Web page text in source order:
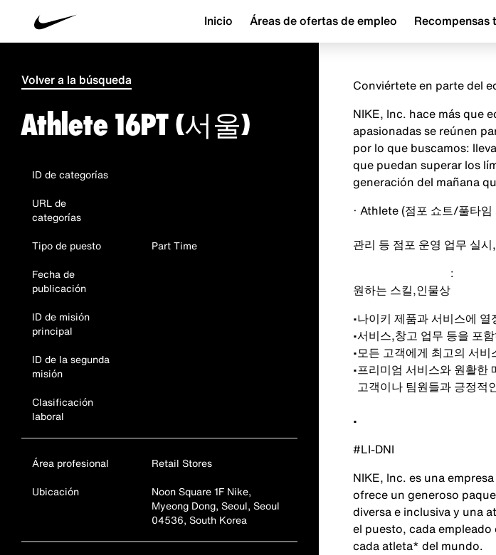
Inicio Áreas de ofertas de empleo Recompensas
Volver a la búsqueda
Athlete 16PT (서울)
ID de categorías
URL de
categorías
Tipo de puesto
Part Time
Fecha de
publicación
ID de misión
principal
ID de la segunda
misión
Clasificación
laboral
Área profesional
Retail Stores
Ubicación
Noon Square 1F Nike,
Myeong Dong, Seoul, Seoul
04536, South Korea
Conviértete en parte del
NIKE, Inc. hace más que
apasionadas se reúnen
por lo que buscamos:
que puedan superar los
generación del mañana
· Athlete (점포 쇼트/풀타임
관리 등 점포 운영 업무 실시,
원하는 스킬,인물상
:
•나이키 제품과 서비스에 열
•서비스,창고 업무 등을 포
•모든 고객에게 최고의 서
•프리미엄 서비스와 원활한
•
고객이나 팀원들과 긍정적
#LI-DNI
NIKE, Inc. es una
ofrece un generoso
diversa e inclusiva y una
el puesto, cada
cada atleta* del mundo.